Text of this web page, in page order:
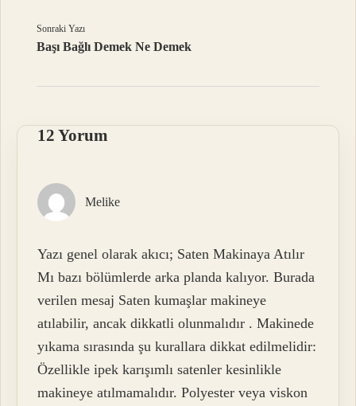
Sonraki Yazı
Başı Bağlı Demek Ne Demek
12 Yorum
Melike
Yazı genel olarak akıcı; Saten Makinaya Atılır
Mı bazı bölümlerde arka planda kalıyor. Burada
verilen mesaj Saten kumaşlar makineye
atılabilir, ancak dikkatli olunmalıdır . Makinede
yıkama sırasında şu kurallara dikkat edilmelidir:
Özellikle ipek karışımlı satenler kesinlikle
makineye atılmamalıdır. Polyester veya viskon